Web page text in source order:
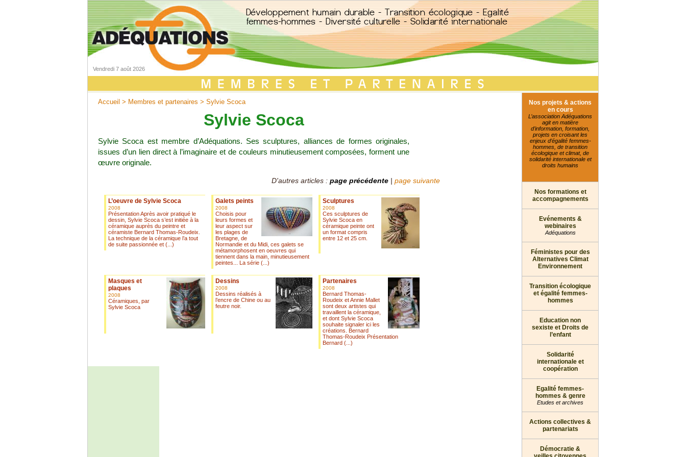
Vendredi 7 août 2026
Nos projets & actions
en cours
L’association Adéquations
agit en matière
d’information, formation,
projets en croisant les
enjeux d’égalité femmes-
hommes, de transition
écologique et climat, de
solidarité internationale et
droits humains
Nos formations et
accompagnements
Evénements &
webinaires
Adéquations
Féministes pour des
Alternatives Climat
Environnement
Transition écologique
et égalité femmes-
hommes
Education non
sexiste et Droits de
l’enfant
Solidarité
internationale et
coopération
Egalité femmes-
hommes & genre
Etudes et archives
Actions collectives &
partenariats
Démocratie &
Accueil > Membres et partenaires > Sylvie Scoca
Sylvie Scoca
Sylvie Scoca est membre d’Adéquations. Ses sculptures, alliances de formes originales,
issues d’un lien direct à l’imaginaire et de couleurs minutieusement composées, forment une
œuvre originale.
D'autres articles : page précédente page suivante
L’oeuvre de Sylvie Scoca
2008
Présentation Après avoir pratiqué le
dessin, Sylvie Scoca s’est initiée à la
céramique auprès du peintre et
céramiste Bernard Thomas-Roudeix.
La technique de la céramique l’a tout
de suite passionnée et (...)
Galets peints
2008
Choisis pour
leurs formes et
leur aspect sur
les plages de
Bretagne, de
Normandie et du Midi, ces galets se
métamorphosent en oeuvres qui
tiennent dans la main, minutieusement
peintes... La série (...)
Sculptures
2008
Ces sculptures de
Sylvie Scoca en
céramique peinte ont
un format compris
entre 12 et 25 cm.
Masques et
plaques
2008
Céramiques, par
Sylvie Scoca
Dessins
2008
Dessins réalisés à
l’encre de Chine ou au
feutre noir.
Partenaires
2008
Bernard Thomas-
Roudeix et Annie Mallet
sont deux artistes qui
travaillent la céramique,
et dont Sylvie Scoca
souhaite signaler ici les
créations. Bernard
Thomas-Roudeix Présentation
Bernard (...)